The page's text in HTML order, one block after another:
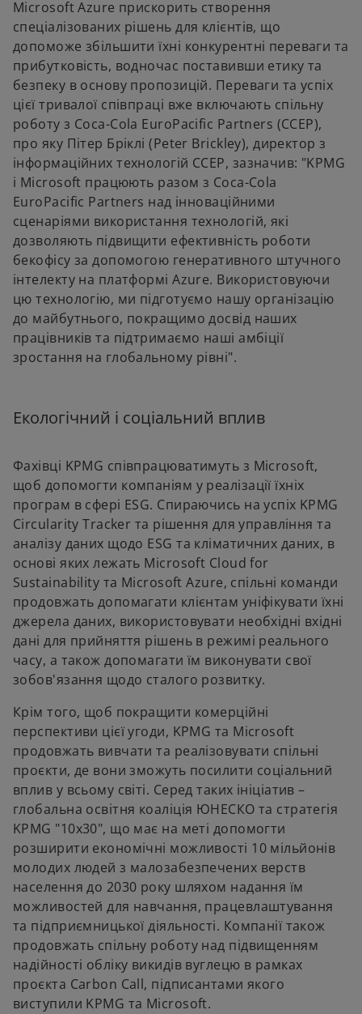
Microsoft Azure прискорить створення
спеціалізованих рішень для клієнтів, що
допоможе збільшити їхні конкурентні переваги та
прибутковість, водночас поставивши етику та
безпеку в основу пропозицій. Переваги та успіх
цієї тривалої співпраці вже включають спільну
роботу з Coca-Cola EuroPacific Partners (CCEP),
про яку Пітер Бріклі (Peter Brickley), директор з
інформаційних технологій CCEP, зазначив: "KPMG
і Microsoft працюють разом з Coca-Cola
EuroPacific Partners над інноваційними
сценаріями використання технологій, які
дозволяють підвищити ефективність роботи
бекофісу за допомогою генеративного штучного
інтелекту на платформі Azure. Використовуючи
цю технологію, ми підготуємо нашу організацію
до майбутнього, покращимо досвід наших
працівників та підтримаємо наші амбіції
зростання на глобальному рівні".
Екологічний і соціальний вплив
Фахівці KPMG співпрацюватимуть з Microsoft,
щоб допомогти компаніям у реалізації їхніх
програм в сфері ESG. Спираючись на успіх KPMG
Circularity Tracker та рішення для управління та
аналізу даних щодо ESG та кліматичних даних, в
основі яких лежать Microsoft Cloud for
Sustainability та Microsoft Azure, спільні команди
продовжать допомагати клієнтам уніфікувати їхні
джерела даних, використовувати необхідні вхідні
дані для прийняття рішень в режимі реального
часу, а також допомагати їм виконувати свої
зобов'язання щодо сталого розвитку.
Крім того, щоб покращити комерційні
перспективи цієї угоди, KPMG та Microsoft
продовжать вивчати та реалізовувати спільні
проєкти, де вони зможуть посилити соціальний
вплив у всьому світі. Серед таких ініціатив –
глобальна освітня коаліція ЮНЕСКО та стратегія
KPMG "10x30", що має на меті допомогти
розширити економічні можливості 10 мільйонів
молодих людей з малозабезпечених верств
населення до 2030 року шляхом надання їм
можливостей для навчання, працевлаштування
та підприємницької діяльності. Компанії також
продовжать спільну роботу над підвищенням
надійності обліку викидів вуглецю в рамках
проєкта Carbon Call, підписантами якого
виступили KPMG та Microsoft.